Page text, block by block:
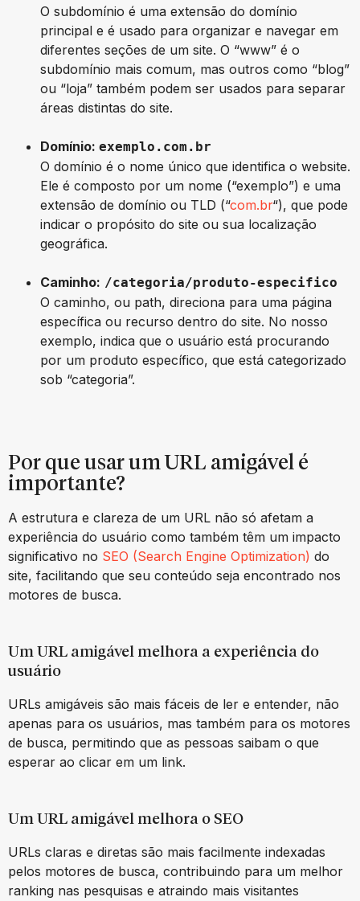
O subdomínio é uma extensão do domínio
principal e é usado para organizar e navegar em
diferentes seções de um site. O “www” é o
subdomínio mais comum, mas outros como “blog”
ou “loja” também podem ser usados para separar
áreas distintas do site.
Domínio: exemplo.com.br
O domínio é o nome único que identifica o website.
Ele é composto por um nome (“exemplo”) e uma
extensão de domínio ou TLD (“com.br“), que pode
indicar o propósito do site ou sua localização
geográfica.
Caminho: /categoria/produto-especifico
O caminho, ou path, direciona para uma página
específica ou recurso dentro do site. No nosso
exemplo, indica que o usuário está procurando
por um produto específico, que está categorizado
sob “categoria”.
Por que usar um URL amigável é
importante?
A estrutura e clareza de um URL não só afetam a
experiência do usuário como também têm um impacto
significativo no SEO (Search Engine Optimization) do
site, facilitando que seu conteúdo seja encontrado nos
motores de busca.
Um URL amigável melhora a experiência do
usuário
URLs amigáveis são mais fáceis de ler e entender, não
apenas para os usuários, mas também para os motores
de busca, permitindo que as pessoas saibam o que
esperar ao clicar em um link.
Um URL amigável melhora o SEO
URLs claras e diretas são mais facilmente indexadas
pelos motores de busca, contribuindo para um melhor
ranking nas pesquisas e atraindo mais visitantes